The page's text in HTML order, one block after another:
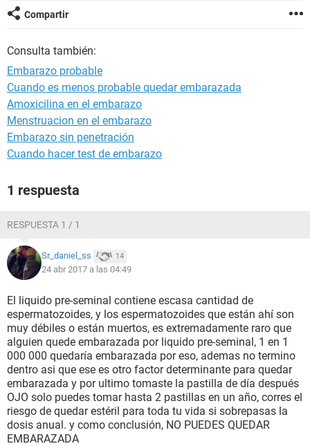
Compartir
Consulta también:
Embarazo probable
Cuando es menos probable quedar embarazada
Amoxicilina en el embarazo
Menstruacion en el embarazo
Embarazo sin penetración
Cuando hacer test de embarazo
1 respuesta
RESPUESTA 1 / 1
Sr_daniel_ss 14
24 abr 2017 a las 04:49
El liquido pre-seminal contiene escasa cantidad de
espermatozoides, y los espermatozoides que están ahí son
muy débiles o están muertos, es extremadamente raro que
alguien quede embarazada por liquido pre-seminal, 1 en 1
000 000 quedaría embarazada por eso, ademas no termino
dentro asi que ese es otro factor determinante para quedar
embarazada y por ultimo tomaste la pastilla de día después
OJO solo puedes tomar hasta 2 pastillas en un año, corres el
riesgo de quedar estéril para toda tu vida si sobrepasas la
dosis anual. y como conclusión, NO PUEDES QUEDAR
EMBARAZADA